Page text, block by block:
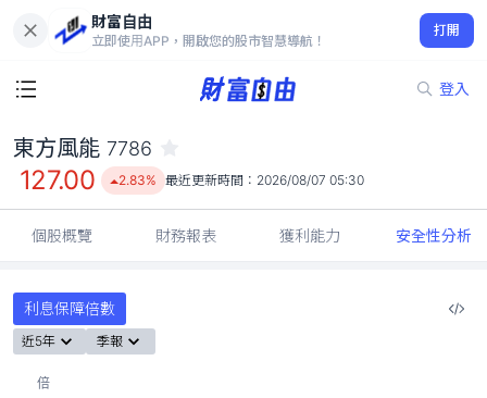
財富自由
立即使用APP，開啟您的股市智慧導航！
打開
登入
127.00
2.83%
東方風能 7786
127.00 2.83% 最近更新時間： 2026/08/07 05:30
個股概覽 財務報表 獲利能力 安全性分析
利息保障倍數
近5年 季報